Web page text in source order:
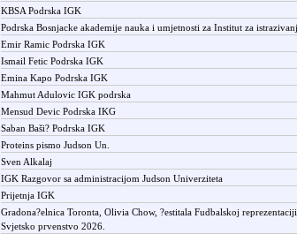
KBSA Podrska IGK
Podrska Bosnjacke akademije nauka i umjetnosti za Institut za
Emir Ramic Podrska IGK
Ismail Fetic Podrska IGK
Emina Kapo Podrska IGK
Mahmut Adulovic IGK podrska
Mensud Devic Podrska IKG
Saban Baši? Podrska IGK
Proteins pismo Judson Un.
Sven Alkalaj
IGK Razgovor sa administracijom Judson Univerziteta
Prijetnja IGK
Gradona?elnica Toronta, Olivia Chow, ?estitala Fudbalskoj
Svjetsko prvenstvo 2026.